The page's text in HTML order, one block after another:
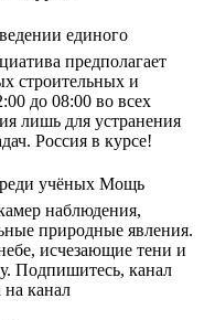
единого
предполагает
строительных и
до 08:00 во всех
лишь для устранения
Россия в курсе!
учёных Мощь
наблюдения,
природные явления.
исчезающие тени и
Подпишитесь, канал
на канал